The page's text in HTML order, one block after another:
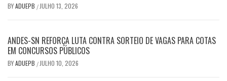
BYADUEPB / JULHO 13, 2026
ANDES-SN REFORÇA LUTA CONTRA SORTEIO DE VAGAS PARA COTAS
EM CONCURSOS PÚBLICOS
BYADUEPB / JULHO 10, 2026